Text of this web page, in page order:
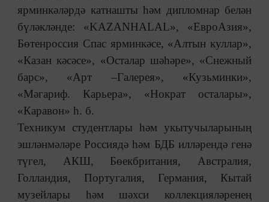
ярминкәләрдә катнашты һәм дипломнар белән
бүләкләнде: «KAZANHALAL», «ЕвроАзия»,
Бөтенроссия Спас ярминкәсе, «Алтын куллар»,
«Казан кәсәсе», «Осталар шәһәре», «Снежный
барс», «Арт –Галерея», «Кузьминки»,
«Мәгариф. Карьера», «Нократ осталары»,
«Каравон» һ. б.
Техникум студентлары һәм укытучыларының
эшләнмәләре Россиядә һәм БДБ илләрендә генә
түгел, АКШ, Бөекбритания, Австралия,
Голландия, Португалия, Германия, Кытай
музейлары һәм шәхси коллекцияләренең